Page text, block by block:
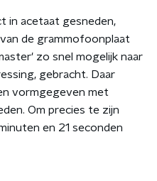
in acetaat gesneden,
de grammofoonplaat
zo snel mogelijk naar
gebracht. Daar
vormgegeven met
Om precies te zijn
en 21 seconden